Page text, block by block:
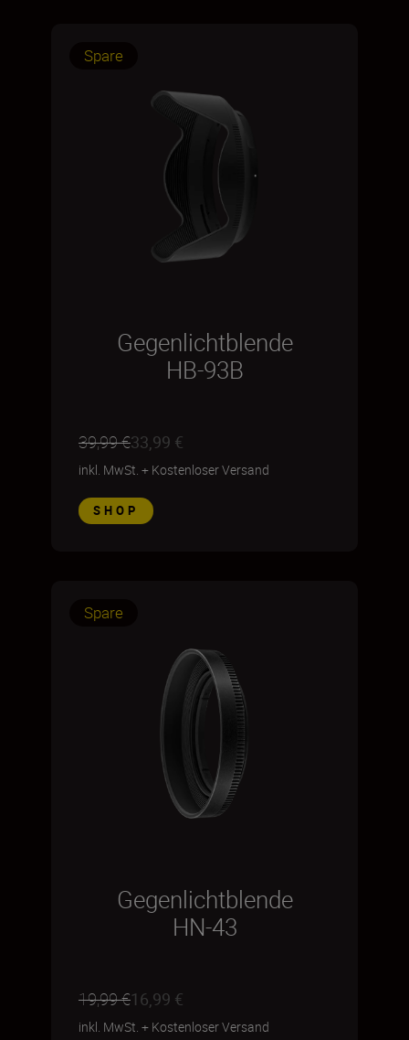
Spare
Gegenlichtblende
HB-93B
39,99 €33,99 €
inkl. MwSt. + Kostenloser Versand
SHOP
Spare
Gegenlichtblende
HN-43
19,99 €16,99 €
inkl. MwSt. + Kostenloser Versand